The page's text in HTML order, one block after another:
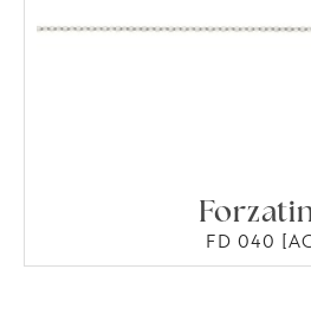
FD 040